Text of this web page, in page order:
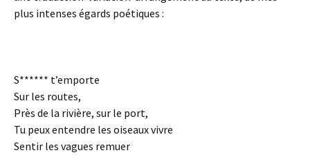
plus intenses égards poétiques :
S****** t’emporte
Sur les routes,
Près de la rivière, sur le port,
Tu peux entendre les oiseaux vivre
Sentir les vagues remuer